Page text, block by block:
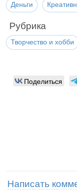
Деньги
Рубрика
Творчество и хобби
Поделиться
Написать